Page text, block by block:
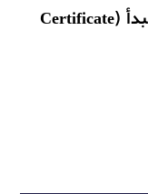
راهنمای گام‌به‌گام دریافت گواهی مبدأ (Certificate